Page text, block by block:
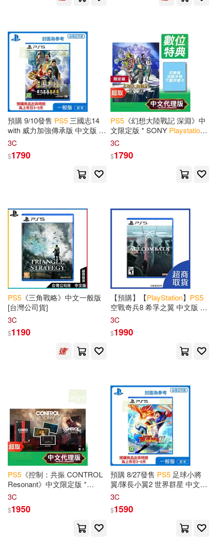
預購 9/10發售 PS5 三國志14
with 威力加強傳承版 中文版 台
灣公司貨
3C
$1790
PS5 《幻想大陸戰記 深淵》中
文限定版 * SONY Playstation*
台灣代理版
3C
$1790
PS5 《三角戰略》中文一般版
[台灣公司貨]
3C
$1190
【預購】【PlayStation】 PS5
空戰奇兵8 希孚之翼 中文版 台
灣公司貨 2026/10/02 上市
3C
$1990
PS5 《控制：共振 CONTROL
Resonant》中文限定版 *
SONY
3C
$1950
預購 8/27發售 PS5 足球小將
翼/隊長小翼2 世界群星 中文版
台灣公司貨
3C
$1590